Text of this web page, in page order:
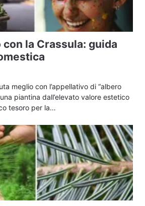
la Crassula: guida
meglio con l’appellativo di “albero
piantina dall’elevato valore estetico
tesoro per la…